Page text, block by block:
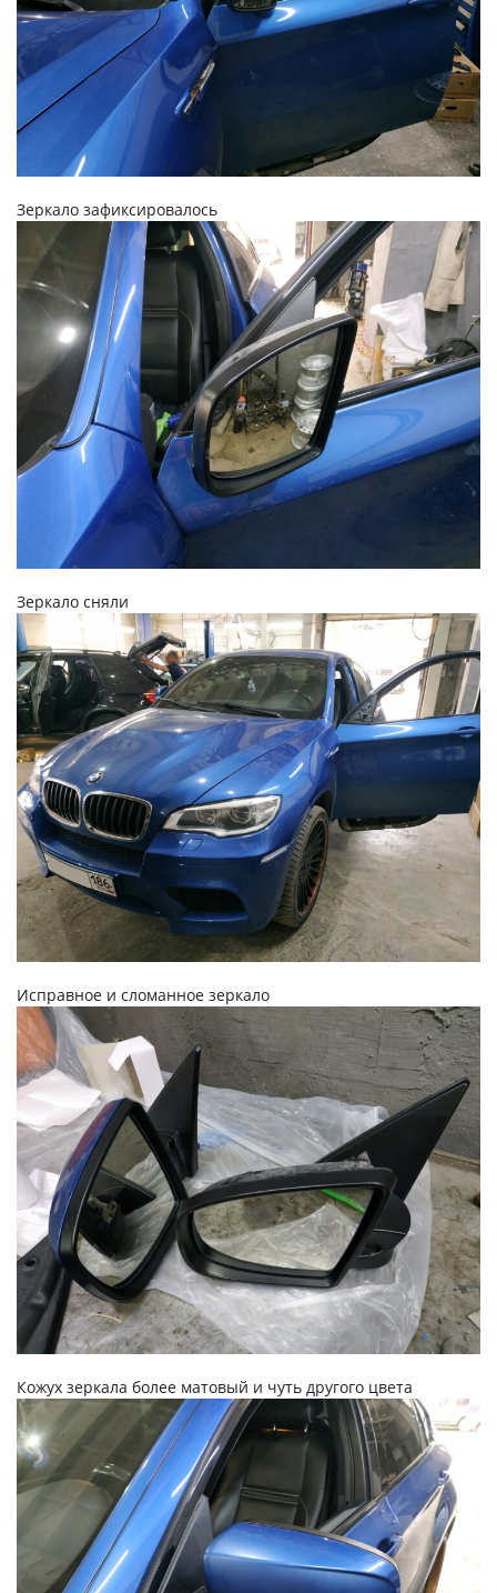
Зеркало зафиксировалось
Зеркало сняли
Исправное и сломанное зеркало
Кожух зеркала более матовый и чуть другого цвета